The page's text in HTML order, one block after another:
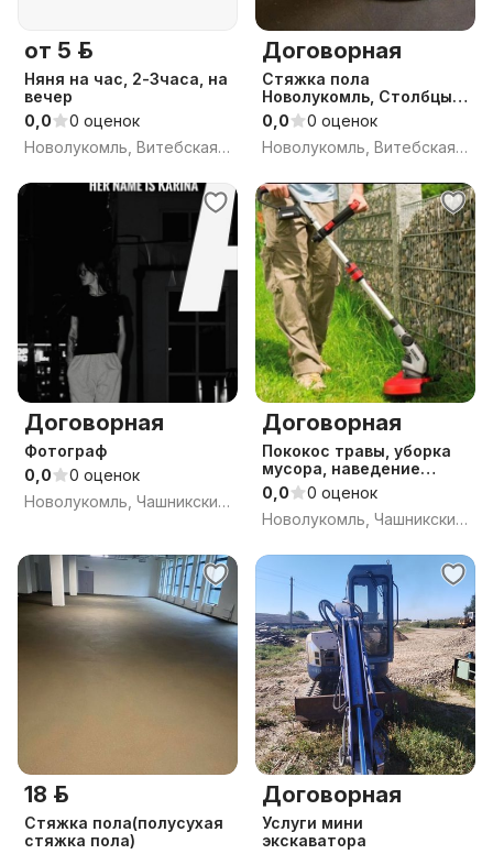
от 5 р.
Няня на час, 2-3часа, на
вечер
0,0
0 оценок
Новолукомль, Витебская обл.
Договорная
Стяжка пола
Новолукомль, Столбцы,
Чашники, Толочин
0,0
0 оценок
Новолукомль, Витебская обл.
Договорная
Фотограф
0,0
0 оценок
Новолукомль, Чашникский район, Витебская область
Договорная
Пококос травы, уборка
мусора, наведение
порядка и
0,0
0 оценок
Новолукомль, Чашникский район, Витебская область
18 р.
Стяжка пола(полусухая
стяжка пола)
Договорная
Услуги мини
экскаватора